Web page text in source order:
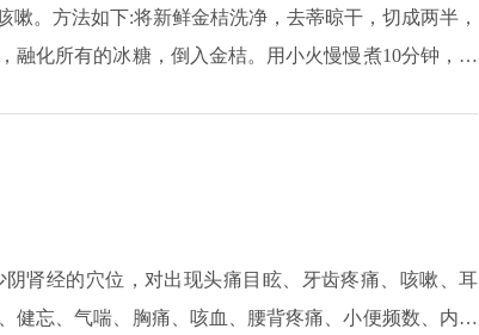
。方法如下:将新鲜金桔洗净，去蒂晾干，切成两半，
融化所有的冰糖，倒入金桔。用小火慢慢煮10分钟，直
肾经的穴位，对出现头痛目眩、牙齿疼痛、咳嗽、耳
健忘、气喘、胸痛、咳血、腰背疼痛、小便频数、内踝